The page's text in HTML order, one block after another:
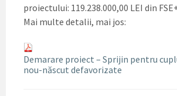
proiectului: 119.238.000,00 LEI din
Mai multe detalii, mai jos:
Demarare proiect – Sprijin pentru
nou-născut defavorizate